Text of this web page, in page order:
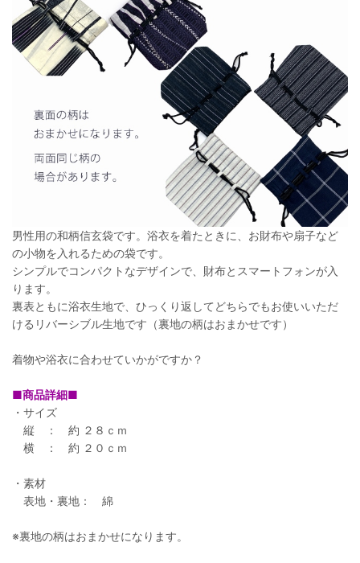
男性用の和柄信玄袋です。浴衣を着たときに、お財布や扇子など
の小物を入れるための袋です。
シンプルでコンパクトなデザインで、財布とスマートフォンが入
ります。
裏表ともに浴衣生地で、ひっくり返してどちらでもお使いいただ
けるリバーシブル生地です（裏地の柄はおまかせです）
着物や浴衣に合わせていかがですか？
■商品詳細■
・サイズ
縦 ： 約 ２８ｃｍ
横 ： 約 ２０ｃｍ
・素材
表地・裏地： 綿
※裏地の柄はおまかせになります。